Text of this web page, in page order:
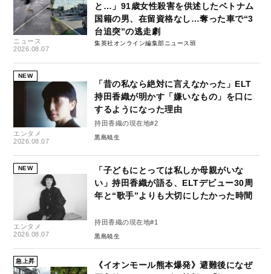
ニュース
2026.08.07
と…」91歳女性殺害を供述したベトナム
国籍の男、在留資格なし…奪った車で“3
台追突”の逃走劇
集英社オンライン編集部ニュース班
NEW
エンタメ
2026.08.07
「昔の私なら絶対に言えなかった」ELT
持田香織が明かす「嫌いなもの」を口に
するようになった理由
持田香織の現在地#2
黒島暁生
NEW
エンタメ
2026.08.07
「子どもにとっては私しか母親がいな
い」持田香織が語る、ELTデビュー30周
年と“歌手”よりも大切にしたかった時間
持田香織の現在地#1
黒島暁生
急上昇
《イオンモール熊本爆発》避難後になぜ